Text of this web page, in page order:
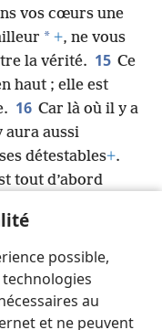
possible,
au
et ne peuvent
vos cœurs une
* +, ne vous
la vérité. 15 Ce
haut ; elle est
16 Car là où il y a
aura aussi
détestables+.
tout d’abord
bons fruits
De plus, le fruit de
* ceux qui font la